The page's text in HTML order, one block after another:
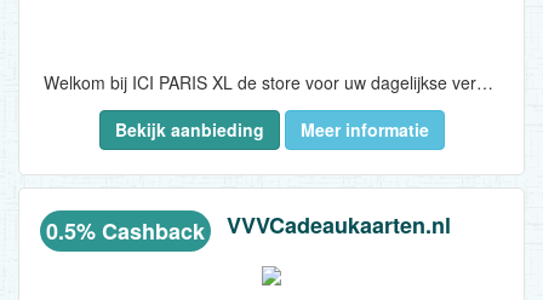
Welkom bij ICI PARIS XL de store voor uw dagelijkse verzorging en de lekkerste geuren. Bestel met een zeer aantrekkelijke cashback met daarbij vele leuke acties...
Bekijk aanbieding
Meer informatie
0.5% Cashback VVVCadeaukaarten.nl